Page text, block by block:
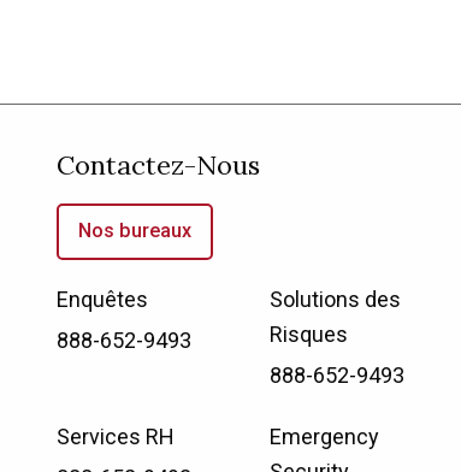
Contactez-Nous
Nos bureaux
Enquêtes
888-652-9493
Solutions des
Risques
888-652-9493
Services RH
Emergency